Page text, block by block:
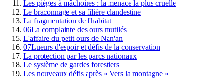
Les pièges à mâchoires : la menace la plus cruelle
Le braconnage et sa filière clandestine
La fragmentation de l'habitat
06La complainte des ours mutilés
L'affaire du petit ours de Nan'an
07Lueurs d'espoir et défis de la conservation
La protection par les parcs nationaux
Le système de gardes forestiers
Les nouveaux défis après « Vers la montagne »